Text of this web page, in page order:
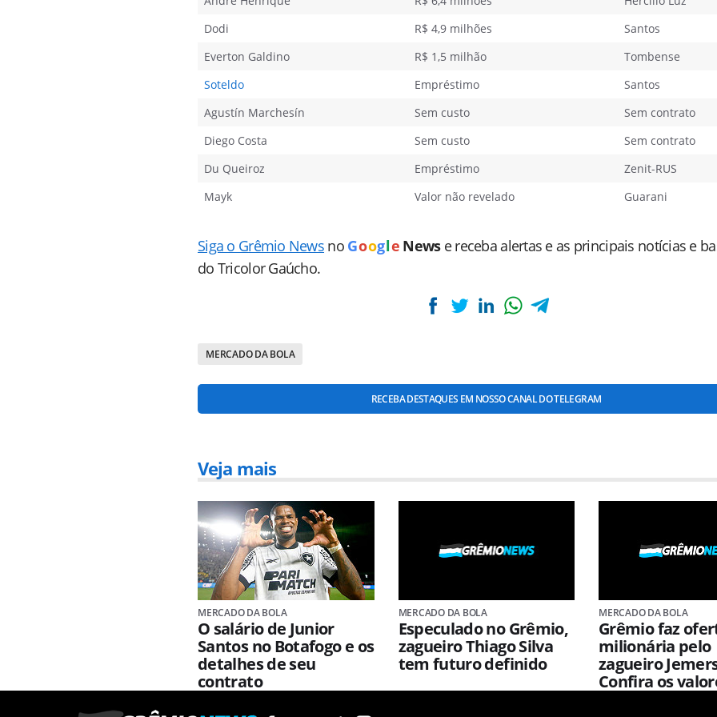
Dodi
R$ 4,9 milhões
Santos
Everton Galdino
R$ 1,5 milhão
Tombense
Soteldo
Empréstimo
Santos
Agustín Marchesín
Sem custo
Sem contrato
Diego Costa
Sem custo
Sem contrato
Du Queiroz
Empréstimo
Zenit-RUS
Mayk
Valor não revelado Guarani
Siga o Grêmio News no Goog le News e receba alertas e as principais notícias e
do Tricolor Gaúcho.
MERCADO DA BOLA
RECEBA DESTAQUES EM NOSSO CANAL DO TELEGRAM
Veja mais
MERCADO DA BOLA
O salário de Junior
Santos no Botafogo e os
detalhes de seu
contrato
MERCADO DA BOLA
Especulado no Grêmio,
zagueiro Thiago Silva
tem futuro definido
MERCADO DA BOLA
Grêmio faz
milionária pelo
zagueiro
Confira os